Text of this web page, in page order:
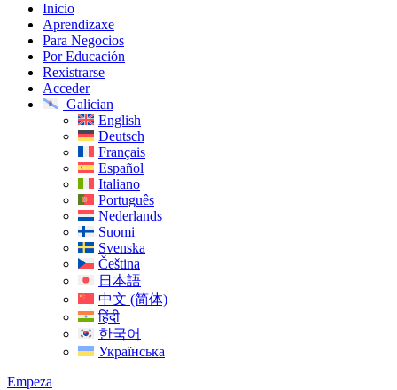
Inicio
Aprendizaxe
Para Negocios
Por Educación
Rexistrarse
Acceder
Galician
English
Deutsch
Français
Español
Italiano
Português
Nederlands
Suomi
Svenska
Čeština
日本語
中文 (简体)
हिंदी
한국어
Українська
Empeza